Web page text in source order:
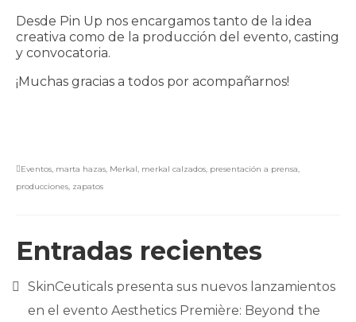
Desde Pin Up nos encargamos tanto de la idea
creativa como de la producción del evento, casting
y convocatoria.
¡Muchas gracias a todos por acompañarnos!
Eventos, marta hazas, Merkal, merkal calzados, presentación a prensa,
producciones, zapatos
Entradas recientes
SkinCeuticals presenta sus nuevos lanzamientos
en el evento Aesthetics Première: Beyond the